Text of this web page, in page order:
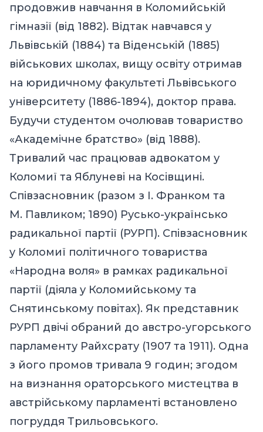
продовжив навчання в Коломийській
гімназії (від 1882). Відтак навчався у
Львівській (1884) та Віденській (1885)
військових школах, вищу освіту отримав
на юридичному факультеті Львівського
університету (1886-1894), доктор права.
Будучи студентом очолював товариство
«Академічне братство» (від 1888).
Тривалий час працював адвокатом у
Коломиї та Яблуневі на Косівщині.
Співзасновник (разом з І. Франком та
М. Павликом; 1890) Русько-українсько
радикальної партії (РУРП). Співзасновник
у Коломиї політичного товариства
«Народна воля» в рамках радикальної
партії (діяла у Коломийському та
Снятинському повітах). Як представник
РУРП двічі обраний до австро-угорського
парламенту Райхсрату (1907 та 1911). Одна
з його промов тривала 9 годин; згодом
на визнання ораторського мистецтва в
австрійському парламенті встановлено
погруддя Трильовського.